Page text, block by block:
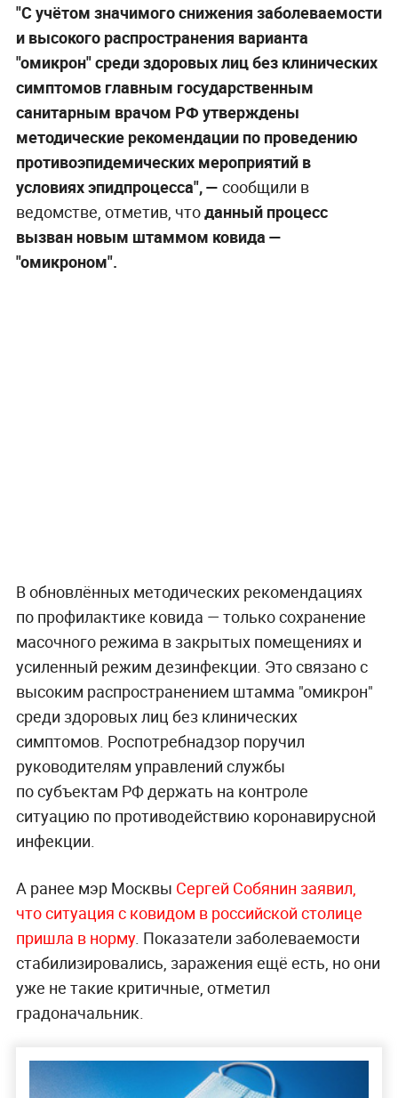
"С учётом значимого снижения заболеваемости
и высокого распространения варианта
"омикрон" среди здоровых лиц без клинических
симптомов главным государственным
санитарным врачом РФ утверждены
методические рекомендации по проведению
противоэпидемических мероприятий в
условиях эпидпроцесса",— сообщили в
ведомстве, отметив, чтоданный процесс
вызван новым штаммом ковида —
"омикроном".
В обновлённых методических рекомендациях
по профилактике ковида — только сохранение
масочного режима в закрытых помещениях и
усиленный режим дезинфекции. Это связано с
высоким распространением штамма "омикрон"
среди здоровых лиц без клинических
симптомов. Роспотребнадзор поручил
руководителям управлений службы
по субъектам РФ держать на контроле
ситуацию по противодействию коронавирусной
инфекции.
А ранее мэр Москвы Сергей Собянин заявил,
что ситуация с ковидом в российской столице
пришла в норму. Показатели заболеваемости
стабилизировались, заражения ещё есть, но они
уже не такие критичные, отметил
градоначальник.